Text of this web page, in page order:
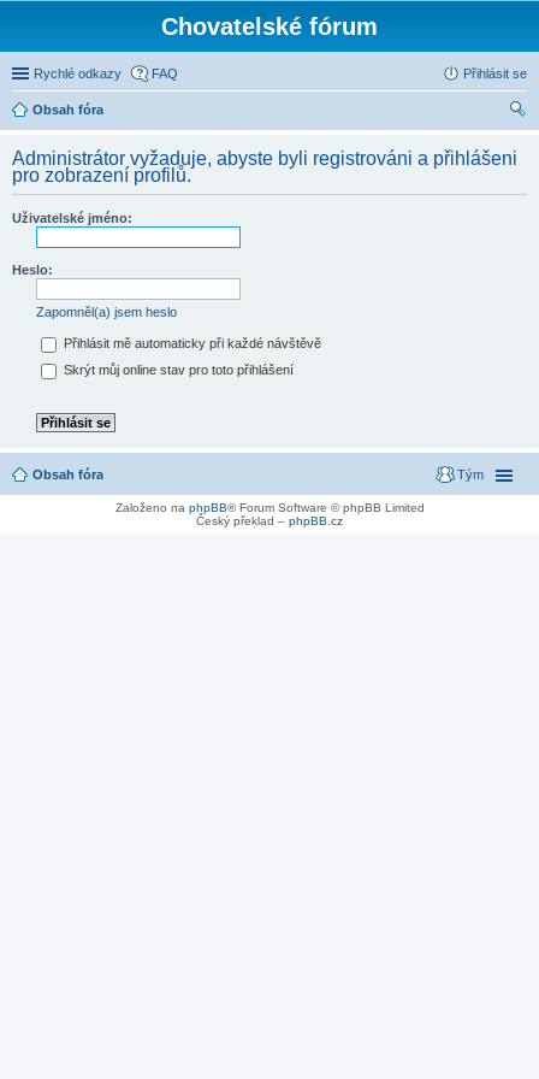
Chovatelské fórum
Rychlé odkazy FAQ Přihlásit se
Obsah fóra
Administrátor vyžaduje, abyste byli registrováni a přihlášeni
pro zobrazení profilů.
Uživatelské jméno:
Heslo:
Zapomněl(a) jsem heslo
Přihlásit mě automaticky při každé návštěvě
Skrýt můj online stav pro toto přihlášení
Obsah fóra Tým
Založeno na phpBB® Forum Software © phpBB Limited
Český překlad – phpBB.cz